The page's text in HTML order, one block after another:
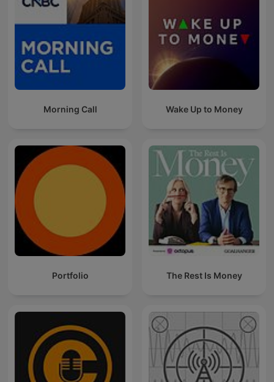
Morning Call Wake Up to Money
Portfolio The Rest Is Money